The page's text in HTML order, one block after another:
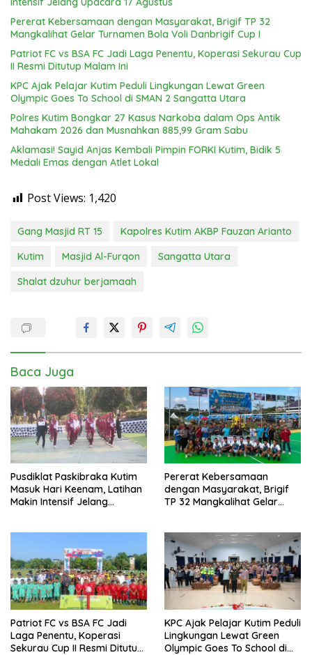
Pererat Kebersamaan dengan Masyarakat, Brigif TP 32
Mangkalihat Gelar Turnamen Bola Voli Danbrigif Cup I
Patriot FC vs BSA FC Jadi Laga Penentu, Koperasi Sekurau Cup
II Resmi Ditutup Malam Ini
KPC Ajak Pelajar Kutim Peduli Lingkungan Lewat Green
Olympic Goes To School di SMAN 2 Sangatta Utara
Polres Kutim Bongkar 27 Kasus Narkoba dalam Ops Antik
Mahakam 2026 dan Musnahkan 885,99 Gram Sabu
Aklamasi! Sayid Anjas Kembali Pimpin FORKI Kutim, Bidik 5
Medali Emas dengan Atlet Lokal
Post Views: 1,420
Gang Masjid RT 15
Kapolres Kutim AKBP Fauzan Arianto
Kutim
Masjid Al-Furqon
Sangatta Utara
Shalat dzuhur berjamaah
Baca Juga
Pusdiklat Paskibraka Kutim
Masuk Hari Keenam, Latihan
Makin Intensif Jelang
Pererat Kebersamaan
dengan Masyarakat, Brigif
TP 32 Mangkalihat Gelar
Patriot FC vs BSA FC Jadi
Laga Penentu, Koperasi
Sekurau Cup II Resmi Ditutup
KPC Ajak Pelajar Kutim Peduli
Lingkungan Lewat Green
Olympic Goes To School di